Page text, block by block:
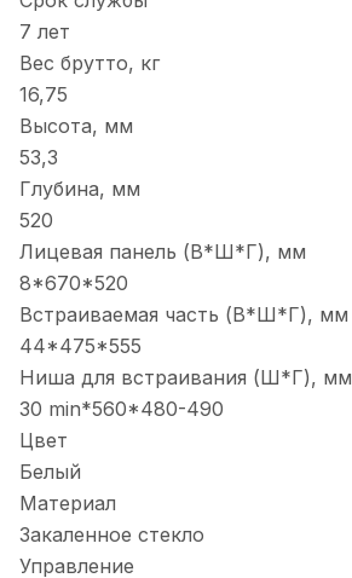
7 лет
Вес брутто, кг
16,75
Высота, мм
53,3
Глубина, мм
520
Лицевая панель (В*Ш*Г), мм
8*670*520
Встраиваемая часть (В*Ш*Г), мм
44*475*555
Ниша для встраивания (Ш*Г), мм
30 min*560*480-490
Цвет
Белый
Материал
Закаленное стекло
Управление